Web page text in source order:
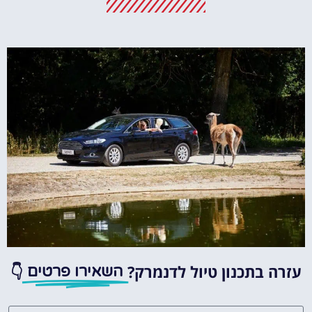
מציאת מלון
לחצו
פה!
עזרה בתכנון טיול לדנמרק? השאירו פרטים 👇